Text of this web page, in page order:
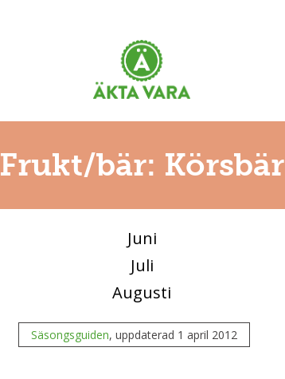
Frukt/bär: Körsbär
Juni
Juli
Augusti
Säsongsguiden, uppdaterad 1 april 2012